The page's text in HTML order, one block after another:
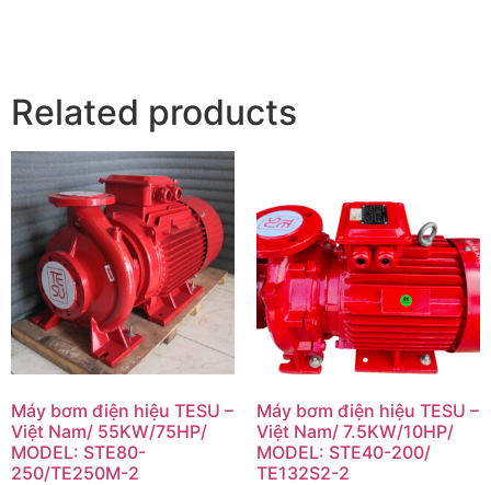
Related products
Máy bơm điện hiệu TESU –
Việt Nam/ 55KW/75HP/
MODEL: STE80-
250/TE250M-2
Máy bơm điện hiệu TESU –
Việt Nam/ 7.5KW/10HP/
MODEL: STE40-200/
TE132S2-2